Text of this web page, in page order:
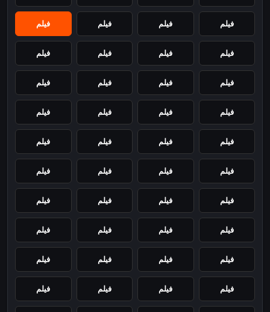
فيلم فيلم فيلم فيلم
فيلم فيلم فيلم فيلم
فيلم فيلم فيلم فيلم
فيلم فيلم فيلم فيلم
فيلم فيلم فيلم فيلم
فيلم فيلم فيلم فيلم
فيلم فيلم فيلم فيلم
فيلم فيلم فيلم فيلم
فيلم فيلم فيلم فيلم
فيلم فيلم فيلم فيلم